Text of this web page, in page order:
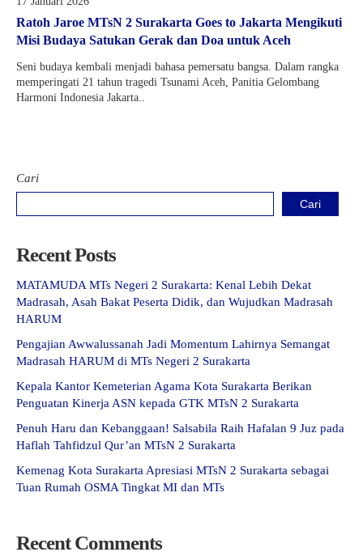
Kartu Tes PMBM
Ratoh Jaroe MTsN 2 Surakarta Goes to Jakarta Mengikuti
Misi Budaya Satukan Gerak dan Doa untuk Aceh
Seni budaya kembali menjadi bahasa pemersatu bangsa. Dalam rangka
memperingati 21 tahun tragedi Tsunami Aceh, Panitia Gelombang
Harmoni Indonesia Jakarta..
Cari
Cari
Recent Posts
MATAMUDA MTs Negeri 2 Surakarta: Kenal Lebih Dekat
Madrasah, Asah Bakat Peserta Didik, dan Wujudkan Madrasah
HARUM
Pengajian Awwalussanah Jadi Momentum Lahirnya Semangat
Madrasah HARUM di MTs Negeri 2 Surakarta
Kepala Kantor Kemeterian Agama Kota Surakarta Berikan
Penguatan Kinerja ASN kepada GTK MTsN 2 Surakarta
Penuh Haru dan Kebanggaan! Salsabila Raih Hafalan 9 Juz pada
Haflah Tahfidzul Qur’an MTsN 2 Surakarta
Kemenag Kota Surakarta Apresiasi MTsN 2 Surakarta sebagai
Tuan Rumah OSMA Tingkat MI dan MTs
Recent Comments